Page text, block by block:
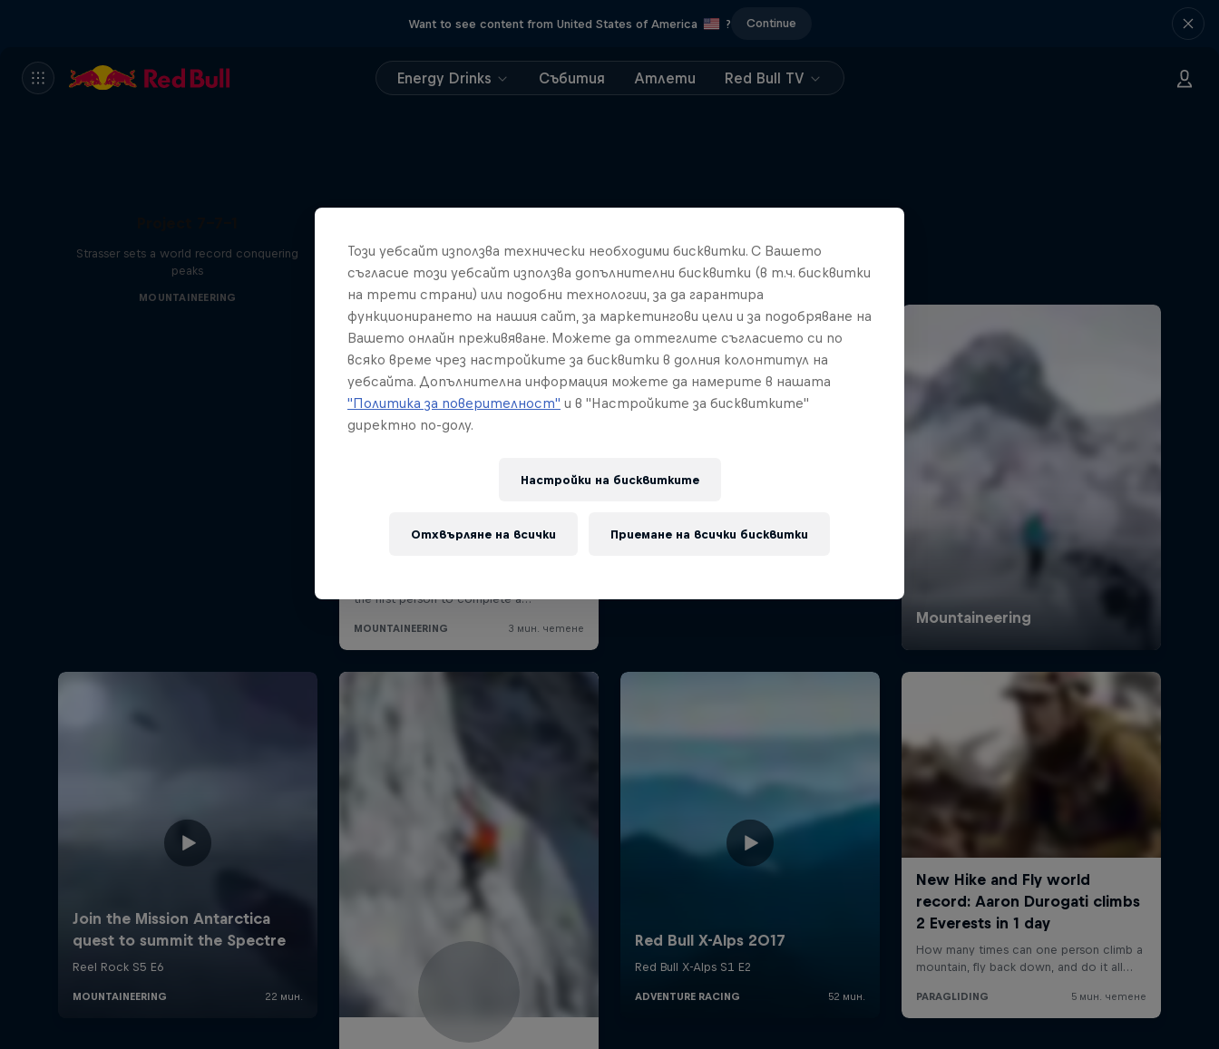
Want to see content from United States of America ? Continue
Energy Drinks Събития Атлети Red Bull TV
Strasser sets a world record conquering
peaks
MOUNTAINEERING
An epic trek to conquer 3 unclimbed
walls in 3 countries
MOUNTAINEERING
Този уебсайт използва технически необходими бисквитки. С Вашето
съгласие този уебсайт използва допълнителни бисквитки (в т.ч. бисквитки
на трети страни) или подобни технологии, за да гарантира
функционирането на нашия сайт, за маркетингови цели и за подобряване на
Вашето онлайн преживяване. Можете да оттеглите съгласието си по
всяко време чрез настройките за бисквитки в долния колонтитул на
уебсайта. Допълнителна информация можете да намерите в нашата
"Политика за поверителност" и в "Настройките за бисквитките"
директно по-долу.
Настройки на бисквитките
Отхвърляне на всички Приемане на всички бисквитки